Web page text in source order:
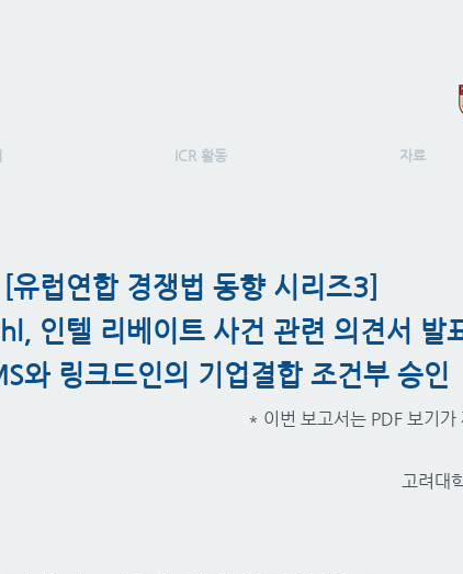
ICR 활동 자료
[유럽연합 경쟁법 동향 시리즈3]
인텔 리베이트 사건 관련 의견서 발
와 링크드인의 기업결합 조건부 승인
* 이번 보고서는 PDF 보기가
고려대